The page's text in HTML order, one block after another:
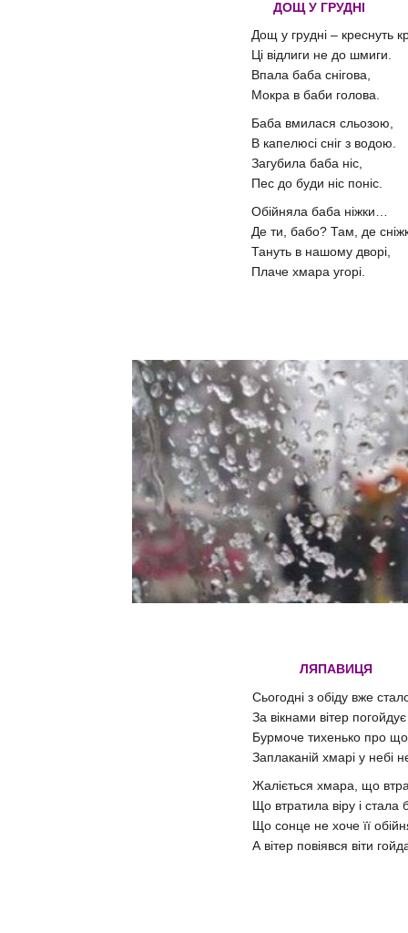
ДОЩ У ГРУДНІ
Дощ у грудні – креснуть
Ці відлиги не до шмиги.
Впала баба снігова,
Мокра в баби голова.
Баба вмилася сльозою,
В капелюсі сніг з водою.
Загубила баба ніс,
Пес до буди ніс поніс.
Обійняла баба ніжки…
Де ти, бабо? Там, де
Тануть в нашому дворі,
Плаче хмара угорі.
ЛЯПАВИЦЯ
Сьогодні з обіду вже
За вікнами вітер погойдує
Бурмоче тихенько про
Заплаканій хмарі у небі
Жаліється хмара, що
Що втратила віру і стала
Що сонце не хоче її
А вітер повіявся віти